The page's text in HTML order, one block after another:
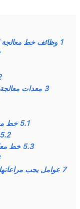
1 وظائف خط معالجة
3 معدات
5.1 خط
5.2
5.3 خط
7 عوامل يجب